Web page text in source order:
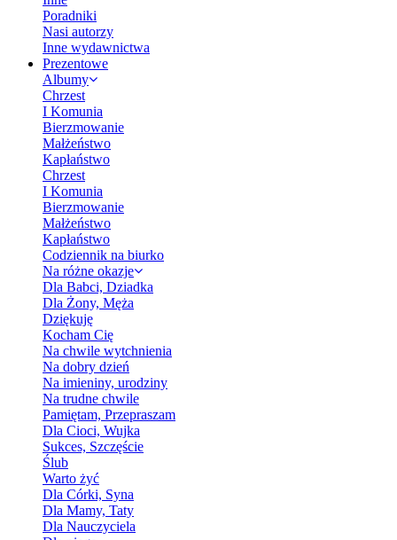
Poradniki
Nasi autorzy
Inne wydawnictwa
Prezentowe
Albumy
Chrzest
I Komunia
Bierzmowanie
Małżeństwo
Kapłaństwo
Chrzest
I Komunia
Bierzmowanie
Małżeństwo
Kapłaństwo
Codziennik na biurko
Na różne okazje
Dla Babci, Dziadka
Dla Żony, Męża
Dziękuję
Kocham Cię
Na chwile wytchnienia
Na dobry dzień
Na imieniny, urodziny
Na trudne chwile
Pamiętam, Przepraszam
Dla Cioci, Wujka
Sukces, Szczęście
Ślub
Warto żyć
Dla Córki, Syna
Dla Mamy, Taty
Dla Nauczyciela